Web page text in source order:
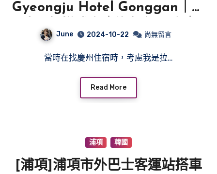
Gyeongju Hotel Gonggan｜自
助早餐樣式多｜泡麵無限吃｜
2024年5月重新裝潢｜原
Gyeongju G House Mini Hotel
June 2024-10-22 尚無留言
當時在找慶州住宿時，考慮我是拉…
Read More
浦項 韓國
[浦項]浦項市外巴士客運站搭車